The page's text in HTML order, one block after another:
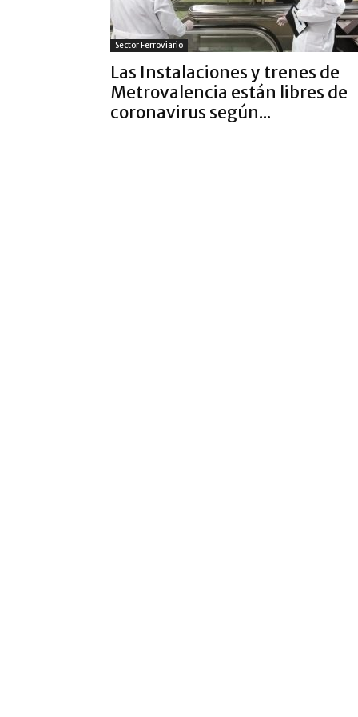
Sector Ferroviario
Las Instalaciones y trenes de
Metrovalencia están libres de
coronavirus según...